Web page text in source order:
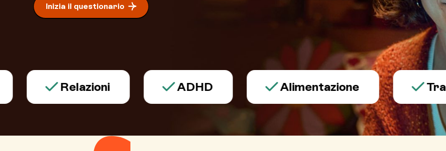
Inizia il questionario
Relazioni ADHD Alimentazione